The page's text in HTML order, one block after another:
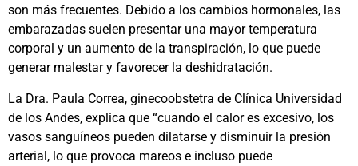
son más frecuentes. Debido a los cambios hormonales, las
embarazadas suelen presentar una mayor temperatura
corporal y un aumento de la transpiración, lo que puede
generar malestar y favorecer la deshidratación.
La Dra. Paula Correa, ginecoobstetra de Clínica Universidad
de los Andes, explica que “cuando el calor es excesivo, los
vasos sanguíneos pueden dilatarse y disminuir la presión
arterial, lo que provoca mareos e incluso puede